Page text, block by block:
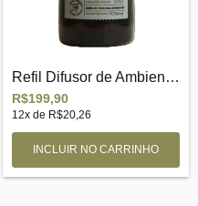
Refil Difusor de Ambiente Serenidade Pre...
R$199,90
12x de R$20,26